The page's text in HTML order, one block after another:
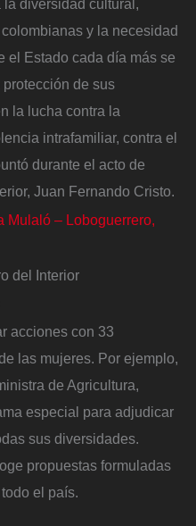
diversidad cultural,
y la necesidad
el Estado cada día más se
de sus
la lucha contra la
intrafamiliar, contra el
durante el acto de
Juan Fernando Cristo.
Mulaló – Loboguerrero,
del Interior
acciones con 33
las mujeres. Por ejemplo,
de Agricultura,
especial para adjudicar
sus diversidades.
propuestas formuladas
el país.